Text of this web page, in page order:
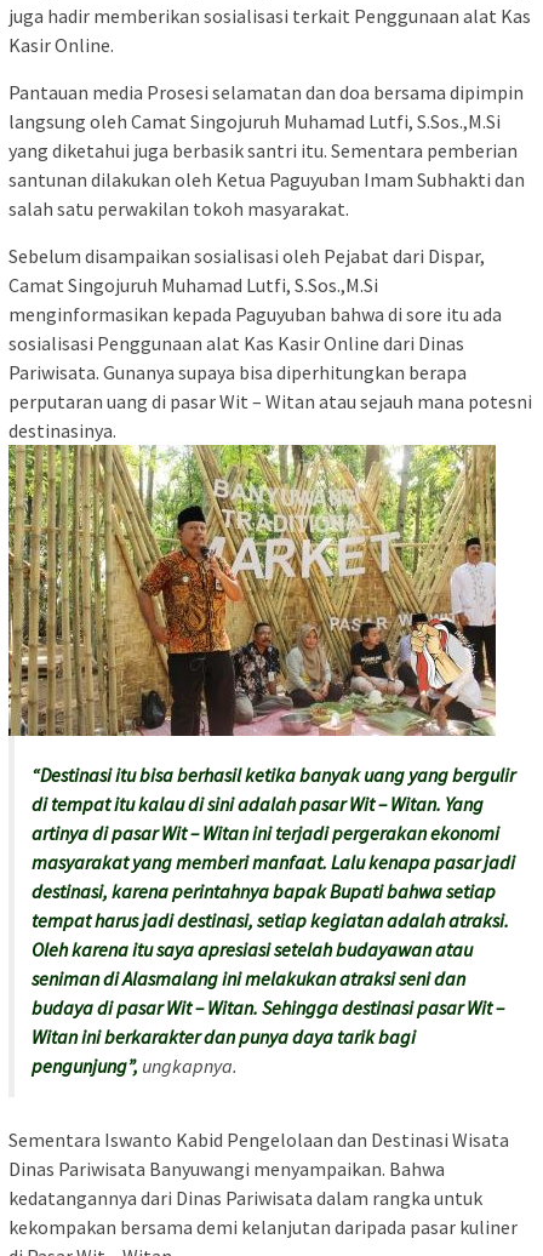
juga hadir memberikan sosialisasi terkait Penggunaan alat Kas
Kasir Online.
Pantauan media Prosesi selamatan dan doa bersama dipimpin
langsung oleh Camat Singojuruh Muhamad Lutfi, S.Sos.,M.Si
yang diketahui juga berbasik santri itu. Sementara pemberian
santunan dilakukan oleh Ketua Paguyuban Imam Subhakti dan
salah satu perwakilan tokoh masyarakat.
Sebelum disampaikan sosialisasi oleh Pejabat dari Dispar,
Camat Singojuruh Muhamad Lutfi, S.Sos.,M.Si
menginformasikan kepada Paguyuban bahwa di sore itu ada
sosialisasi Penggunaan alat Kas Kasir Online dari Dinas
Pariwisata. Gunanya supaya bisa diperhitungkan berapa
perputaran uang di pasar Wit – Witan atau sejauh mana potesni
destinasinya.
“Destinasi itu bisa berhasil ketika banyak uang yang bergulir
di tempat itu kalau di sini adalah pasar Wit – Witan. Yang
artinya di pasar Wit – Witan ini terjadi pergerakan ekonomi
masyarakat yang memberi manfaat. Lalu kenapa pasar jadi
destinasi, karena perintahnya bapak Bupati bahwa setiap
tempat harus jadi destinasi, setiap kegiatan adalah atraksi.
Oleh karena itu saya apresiasi setelah budayawan atau
seniman di Alasmalang ini melakukan atraksi seni dan
budaya di pasar Wit – Witan. Sehingga destinasi pasar Wit –
Witan ini berkarakter dan punya daya tarik bagi
pengunjung”, ungkapnya.
Sementara Iswanto Kabid Pengelolaan dan Destinasi Wisata
Dinas Pariwisata Banyuwangi menyampaikan. Bahwa
kedatangannya dari Dinas Pariwisata dalam rangka untuk
kekompakan bersama demi kelanjutan daripada pasar kuliner